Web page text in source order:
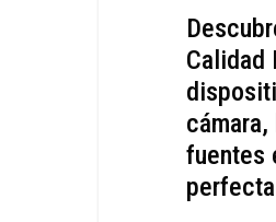
Calidad
fuentes